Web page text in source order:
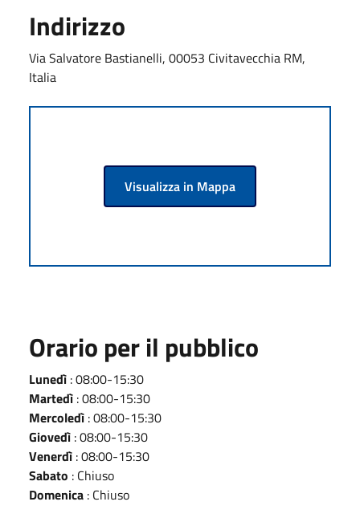
Indirizzo
Via Salvatore Bastianelli, 00053 Civitavecchia RM,
Italia
Visualizza in Mappa
Orario per il pubblico
Lunedì : 08:00-15:30
Martedì : 08:00-15:30
Mercoledì : 08:00-15:30
Giovedì : 08:00-15:30
Venerdì : 08:00-15:30
Sabato : Chiuso
Domenica : Chiuso